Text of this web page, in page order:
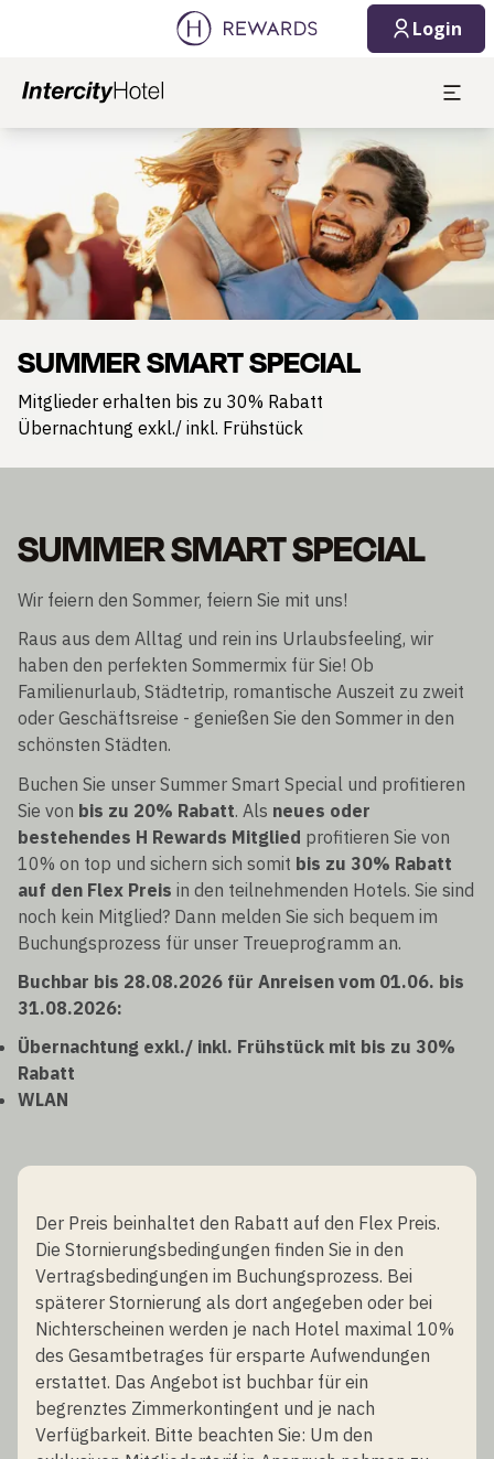
Login
SUMMER SMART SPECIAL
Mitglieder erhalten bis zu 30% Rabatt
Übernachtung exkl./ inkl. Frühstück
SUMMER SMART SPECIAL
Wir feiern den Sommer, feiern Sie mit uns!
Raus aus dem Alltag und rein ins Urlaubsfeeling, wir
haben den perfekten Sommermix für Sie! Ob
Familienurlaub, Städtetrip, romantische Auszeit zu zweit
oder Geschäftsreise - genießen Sie den Sommer in den
schönsten Städten.
Buchen Sie unser Summer Smart Special und profitieren
Sie von bis zu 20% Rabatt. Als neues oder
bestehendes H Rewards Mitglied profitieren Sie von
10% on top und sichern sich somit bis zu 30% Rabatt
auf den Flex Preis in den teilnehmenden Hotels. Sie sind
noch kein Mitglied? Dann melden Sie sich bequem im
Buchungsprozess für unser Treueprogramm an.
Buchbar bis 28.08.2026 für Anreisen vom 01.06. bis
31.08.2026:
Übernachtung exkl./ inkl. Frühstück mit bis zu 30%
Rabatt
WLAN
Der Preis beinhaltet den Rabatt auf den Flex Preis.
Die Stornierungsbedingungen finden Sie in den
Vertragsbedingungen im Buchungsprozess. Bei
späterer Stornierung als dort angegeben oder bei
Nichterscheinen werden je nach Hotel maximal 10%
des Gesamtbetrages für ersparte Aufwendungen
erstattet. Das Angebot ist buchbar für ein
begrenztes Zimmerkontingent und je nach
Verfügbarkeit. Bitte beachten Sie: Um den